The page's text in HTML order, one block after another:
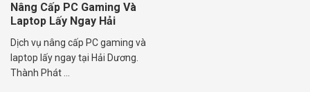
Nâng Cấp PC Gaming Và
Laptop Lấy Ngay Hải
Dịch vụ nâng cấp PC gaming và
laptop lấy ngay tại Hải Dương.
Thành Phát ...